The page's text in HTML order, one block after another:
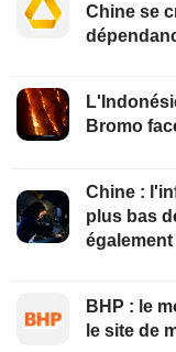
Chine se
Bromo
Chine :
plus bas
également
BHP : le
le site de